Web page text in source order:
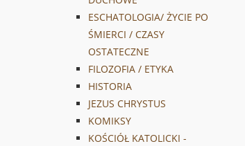
ESCHATOLOGIA/ ŻYCIE PO
ŚMIERCI / CZASY
OSTATECZNE
FILOZOFIA / ETYKA
HISTORIA
JEZUS CHRYSTUS
KOMIKSY
KOŚCIÓŁ KATOLICKI -